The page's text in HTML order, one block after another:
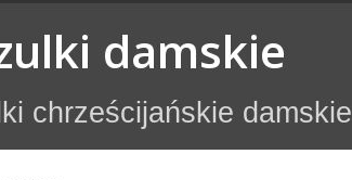
damskie
chrześcijańskie damskie